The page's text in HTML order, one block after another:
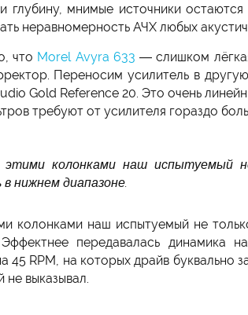
глубину, мнимые источники
неравномерность АЧХ любых
что Morel Avyra 633 — слишком
Переносим усилитель в
Gold Reference 20. Это очень
требуют от усилителя гораздо
колонками наш испытуемый
нижнем диапазоне.
колонками наш испытуемый не
передавалась
45 RPM, на которых драйв буквально
выказывал.